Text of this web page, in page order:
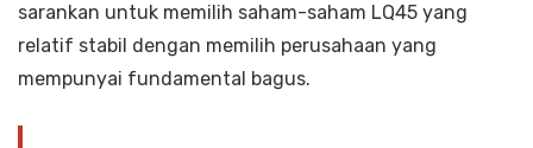
sarankan untuk memilih saham-saham LQ45 yang
relatif stabil dengan memilih perusahaan yang
mempunyai fundamental bagus.